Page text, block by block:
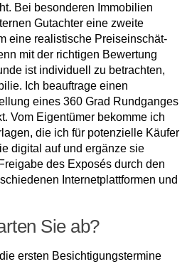
Bei beson­deren Immobilien
Gutachter eine zweite
eine realistische Preiseinschät­
mit der richtigen Bewertung
ist indivi­duell zu betrachten,
Ich beauftrage einen
eines 360 Grad Rundganges
Vom Eigentümer bekomme ich
die ich für potenzielle Käufer
digital auf und ergänze sie
des Exposés durch den
Internetplattformen und
Sie ab?
ers­ten Besichtigungstermine